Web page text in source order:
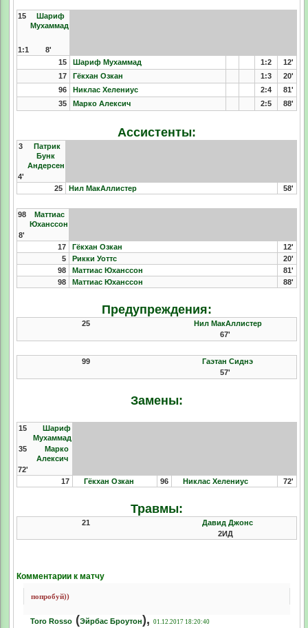
15
Шариф
Мухаммад
1:1
8'
15
Шариф Мухаммад 1:2
12'
17
Гёкхан Озкан 1:3
20'
96
Никлас Хелениус 2:4
81'
35
Марко Алексич 2:5 88'
Ассистенты:
3
Патрик
Бунк
Андерсен
4'
25
Нил МакАллистер 58'
98
Маттиас
Юханссон
8'
17
Гёкхан Озкан
12'
5
Рикки Уоттс
20'
98
Маттиас Юханссон
81'
98
Маттиас Юханссон 88'
Предупреждения:
25
Нил МакАллистер
67'
99
Гаэтан Сиднэ
57'
Замены:
15
Шариф
Мухаммад
35
Марко
Алексич
72'
17
Гёкхан Озкан 96 Никлас Хелениус 72'
Травмы:
21
Давид Джонс
2ИД
Комментарии к матчу
попробуй))
Toro Rosso(Эйрбас Броутон), 01.12.2017 18:20:40